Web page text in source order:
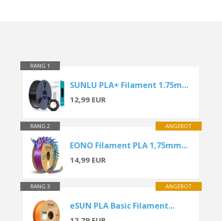
RANG 1
SUNLU PLA+ Filament 1.75mm...
12,99 EUR
ANGEBOT
RANG 2
EONO Filament PLA 1,75mm...
14,99 EUR
ANGEBOT
RANG 3
eSUN PLA Basic Filament...